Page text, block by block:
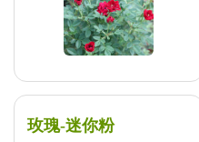
玫瑰-迷你粉